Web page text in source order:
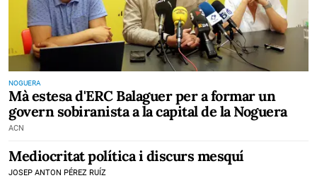
NOGUERA
Mà estesa d'ERC Balaguer per a formar un
govern sobiranista a la capital de la Noguera
ACN
Mediocritat política i discurs mesquí
JOSEP ANTON PÉREZ RUÍZ